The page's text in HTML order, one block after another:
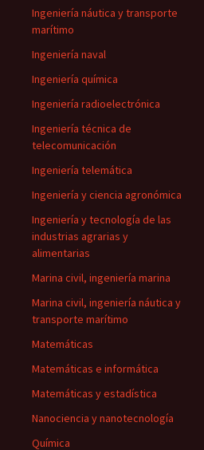
Ingeniería náutica y transporte
marítimo
Ingeniería naval
Ingeniería química
Ingeniería radioelectrónica
Ingeniería técnica de
telecomunicación
Ingeniería telemática
Ingeniería y ciencia agronómica
Ingeniería y tecnología de las
industrias agrarias y
alimentarias
Marina civil, ingeniería marina
Marina civil, ingeniería náutica y
transporte marítimo
Matemáticas
Matemáticas e informática
Matemáticas y estadística
Nanociencia y nanotecnología
Química